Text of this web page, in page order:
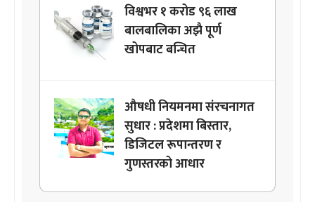
विश्वभर १ करोड ९६ लाख
बालबालिका अझै पूर्ण
खोपबाट बन्चित
औषधी नियमनमा संरचनागत
सुधार : प्रदेशमा बिस्तार,
डिजिटल रूपान्तरण र
गुणस्तरको आधार